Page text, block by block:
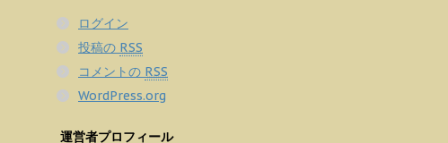
ログイン
投稿の RSS
コメントの RSS
WordPress.org
運営者プロフィール